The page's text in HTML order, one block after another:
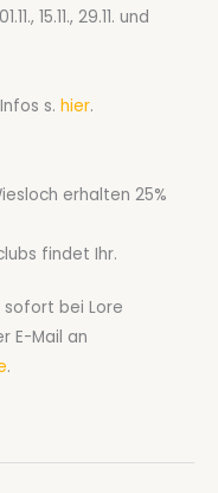
15.11., 29.11. und
s. hier.
erhalten 25%
findet Ihr.
bei Lore
E-Mail an
.